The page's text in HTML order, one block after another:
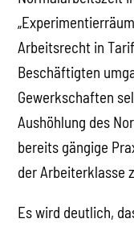
Arbeitsrecht in
Beschäftigten
Gewerkschaften
Aushöhlung des
bereits gängige
der Arbeiterklasse
Es wird deutlich,